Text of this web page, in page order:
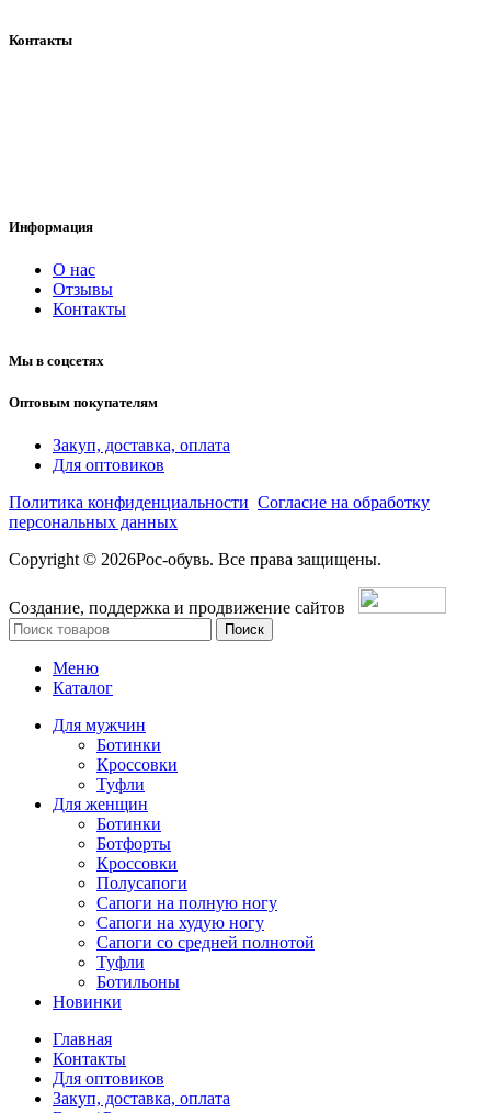
Контакты
Информация
О нас
Отзывы
Контакты
Мы в соцсетях
Оптовым покупателям
Закуп, доставка, оплата
Для оптовиков
Политика конфиденциальности Согласие на обработку
персональных данных
Copyright © 2026Рос-обувь. Все права защищены.
Создание, поддержка и продвижение сайтов
Поиск
Меню
Каталог
Для мужчин
Ботинки
Кроссовки
Туфли
Для женщин
Ботинки
Ботфорты
Кроссовки
Полусапоги
Сапоги на полную ногу
Сапоги на худую ногу
Сапоги со средней полнотой
Туфли
Ботильоны
Новинки
Главная
Контакты
Для оптовиков
Закуп, доставка, оплата